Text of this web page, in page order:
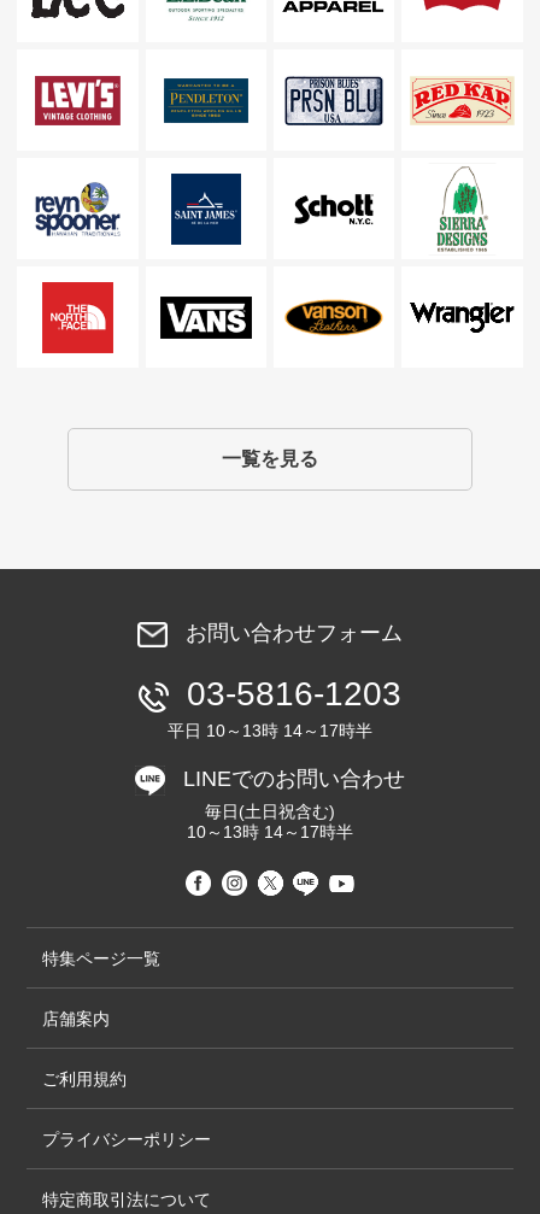
一覧を見る
お問い合わせフォーム
03-5816-1203
平日 10～13時 14～17時半
LINEでのお問い合わせ
毎日(土日祝含む)
10～13時 14～17時半
特集ページ一覧
店舗案内
ご利用規約
プライバシーポリシー
特定商取引法について